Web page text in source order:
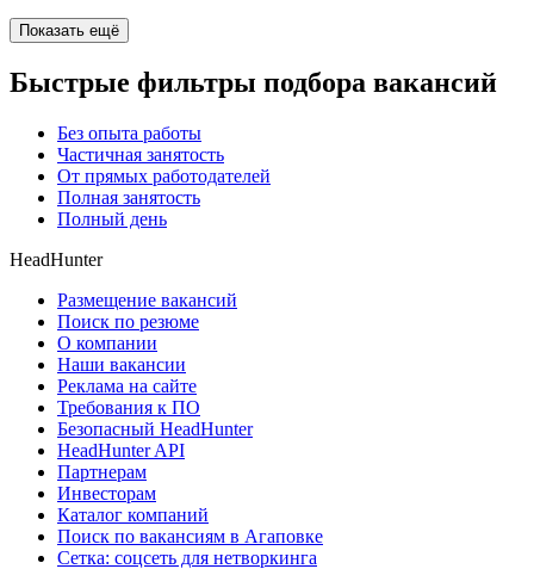
Показать ещё
Быстрые фильтры подбора вакансий
Без опыта работы
Частичная занятость
От прямых работодателей
Полная занятость
Полный день
HeadHunter
Размещение вакансий
Поиск по резюме
О компании
Наши вакансии
Реклама на сайте
Требования к ПО
Безопасный HeadHunter
HeadHunter API
Партнерам
Инвесторам
Каталог компаний
Поиск по вакансиям в Агаповке
Сетка: соцсеть для нетворкинга